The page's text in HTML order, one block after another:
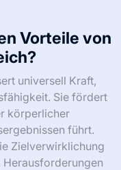
Vorteile von
universell Kraft,
Sie fördert
körperlicher
führt.
Zielverwirklichung
Herausforderungen